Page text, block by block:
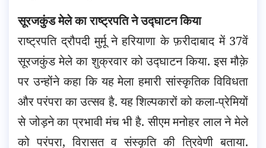
सूरजकुंड मेले का राष्ट्रपति ने उद्घाटन किया
राष्ट्रपति द्रौपदी मुर्मू ने हरियाणा के फ़रीदाबाद में 37वें
सूरजकुंड मेले का शुक्रवार को उद्घाटन किया. इस मौक़े
पर उन्होंने कहा कि यह मेला हमारी सांस्कृतिक विविधता
और परंपरा का उत्सव है. यह शिल्पकारों को कला-प्रेमियों
से जोड़ने का प्रभावी मंच भी है. सीएम मनोहर लाल ने मेले
को परंपरा, विरासत व संस्कृति की त्रिवेणी बताया.